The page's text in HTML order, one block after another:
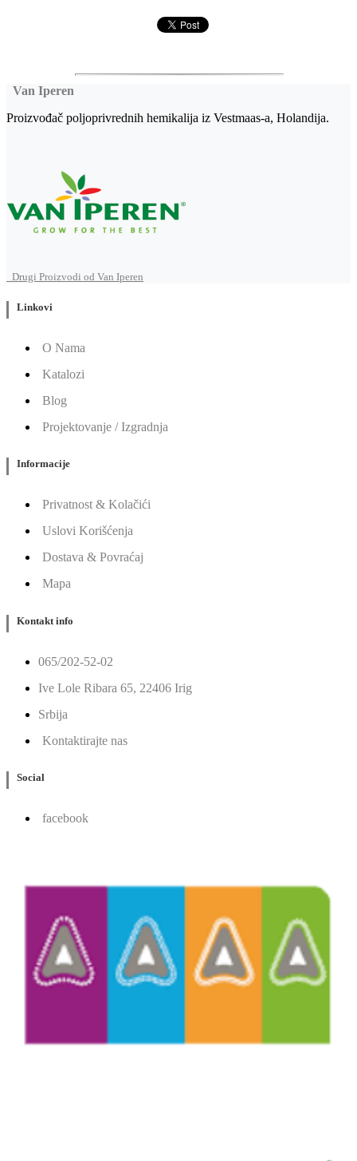
Van Iperen
Proizvođač poljoprivrednih hemikalija iz Vestmaas-a, Holandija.
Drugi Proizvodi od Van Iperen
Linkovi
O Nama
Katalozi
Blog
Projektovanje / Izgradnja
Informacije
Privatnost & Kolačići
Uslovi Korišćenja
Dostava & Povraćaj
Mapa
Kontakt info
065/202-52-02
Ive Lole Ribara 65, 22406 Irig
Srbija
Kontaktirajte nas
Social
facebook